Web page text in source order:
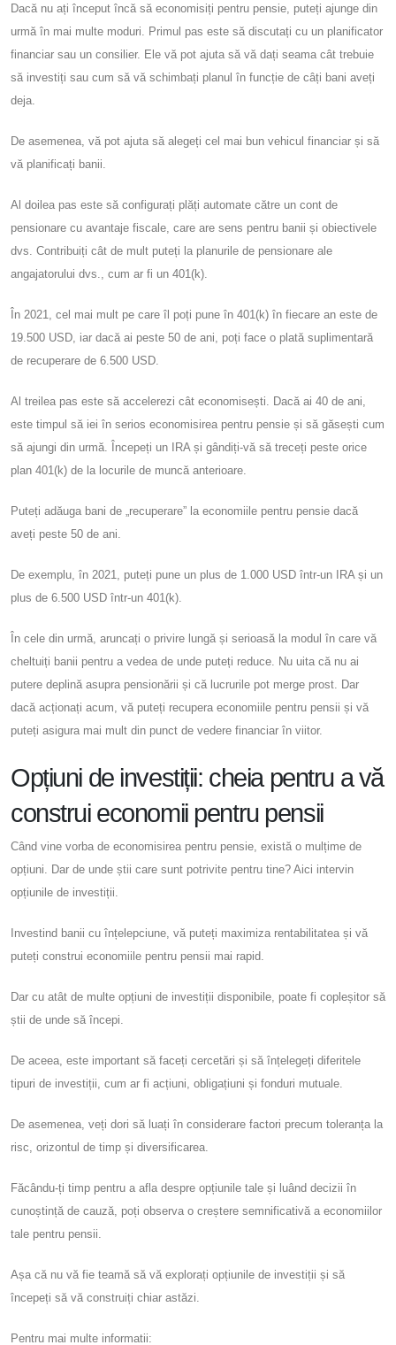
Dacă nu ați început încă să economisiți pentru pensie, puteți ajunge din
urmă în mai multe moduri. Primul pas este să discutați cu un planificator
financiar sau un consilier. Ele vă pot ajuta să vă dați seama cât trebuie
să investiți sau cum să vă schimbați planul în funcție de câți bani aveți
deja.
De asemenea, vă pot ajuta să alegeți cel mai bun vehicul financiar și să
vă planificați banii.
Al doilea pas este să configurați plăți automate către un cont de
pensionare cu avantaje fiscale, care are sens pentru banii și obiectivele
dvs. Contribuiți cât de mult puteți la planurile de pensionare ale
angajatorului dvs., cum ar fi un 401(k).
În 2021, cel mai mult pe care îl poți pune în 401(k) în fiecare an este de
19.500 USD, iar dacă ai peste 50 de ani, poți face o plată suplimentară
de recuperare de 6.500 USD.
Al treilea pas este să accelerezi cât economisești. Dacă ai 40 de ani,
este timpul să iei în serios economisirea pentru pensie și să găsești cum
să ajungi din urmă. Începeți un IRA și gândiți-vă să treceți peste orice
plan 401(k) de la locurile de muncă anterioare.
Puteți adăuga bani de „recuperare” la economiile pentru pensie dacă
aveți peste 50 de ani.
De exemplu, în 2021, puteți pune un plus de 1.000 USD într-un IRA și un
plus de 6.500 USD într-un 401(k).
În cele din urmă, aruncați o privire lungă și serioasă la modul în care vă
cheltuiți banii pentru a vedea de unde puteți reduce. Nu uita că nu ai
putere deplină asupra pensionării și că lucrurile pot merge prost. Dar
dacă acționați acum, vă puteți recupera economiile pentru pensii și vă
puteți asigura mai mult din punct de vedere financiar în viitor.
Opțiuni de investiții: cheia pentru a vă
construi economii pentru pensii
Când vine vorba de economisirea pentru pensie, există o mulțime de
opțiuni. Dar de unde știi care sunt potrivite pentru tine? Aici intervin
opțiunile de investiții.
Investind banii cu înțelepciune, vă puteți maximiza rentabilitatea și vă
puteți construi economiile pentru pensii mai rapid.
Dar cu atât de multe opțiuni de investiții disponibile, poate fi copleșitor să
știi de unde să începi.
De aceea, este important să faceți cercetări și să înțelegeți diferitele
tipuri de investiții, cum ar fi acțiuni, obligațiuni și fonduri mutuale.
De asemenea, veți dori să luați în considerare factori precum toleranța la
risc, orizontul de timp și diversificarea.
Făcându-ți timp pentru a afla despre opțiunile tale și luând decizii în
cunoștință de cauză, poți observa o creștere semnificativă a economiilor
tale pentru pensii.
Așa că nu vă fie teamă să vă explorați opțiunile de investiții și să
începeți să vă construiți chiar astăzi.
Pentru mai multe informatii: